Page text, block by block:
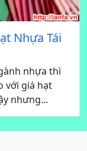
Nhựa Tái
nhựa thì
với giá hạt
nhưng...